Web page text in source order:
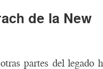
de la New
partes del legado